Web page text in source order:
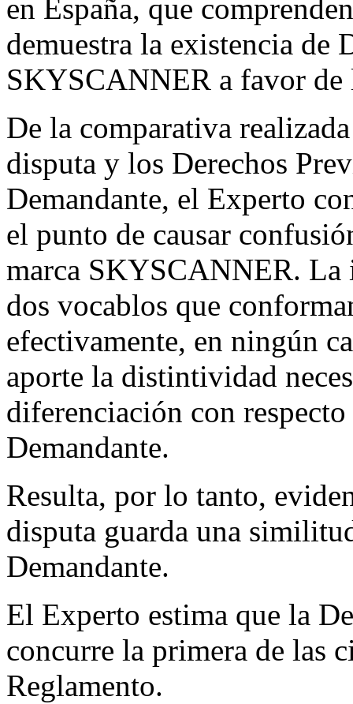
en España, que
demuestra la existencia de
SKYSCANNER a favor de
De la comparativa
disputa y los Derechos
Demandante, el Experto
el punto de causar
marca SKYSCANNER. La
dos vocablos que
efectivamente, en ningún
aporte la distintividad
diferenciación con
Demandante.
Resulta, por lo tanto,
disputa guarda una
Demandante.
El Experto estima que la
concurre la primera de las
Reglamento.